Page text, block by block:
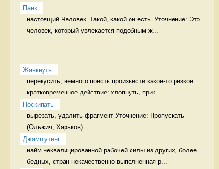
Панк
настоящий Человек. Такой, какой он есть. Уточнение: Это
человек, который увлекается подобным ж...
Жавкнуть
перекусить, немного поесть произвести какое-то резкое
кратковременное действие: хлопнуть, прик...
Поскипать
вырезать, удалить фрагмент Уточнение: Пропускать
Джамшутинг
найм неквалицированной рабочей силы из других, более
бедных, стран некачественно выполненная р...